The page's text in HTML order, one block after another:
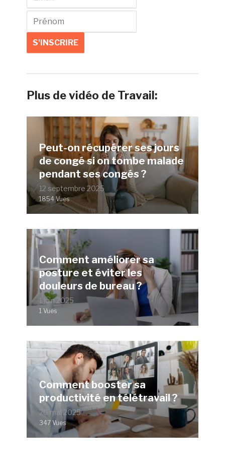
Plus de vidéo de Travail:
Peut-on récupérer ses jours
de congé si on tombe malade
pendant ses congés ?
12 septembre 2025
1854 Vues
Comment améliorer sa
posture et éviter les
douleurs de bureau ?
1 juin 2025
1 Vues
Comment booster sa
productivité en télétravail ?
20 mai 2025
347 Vues